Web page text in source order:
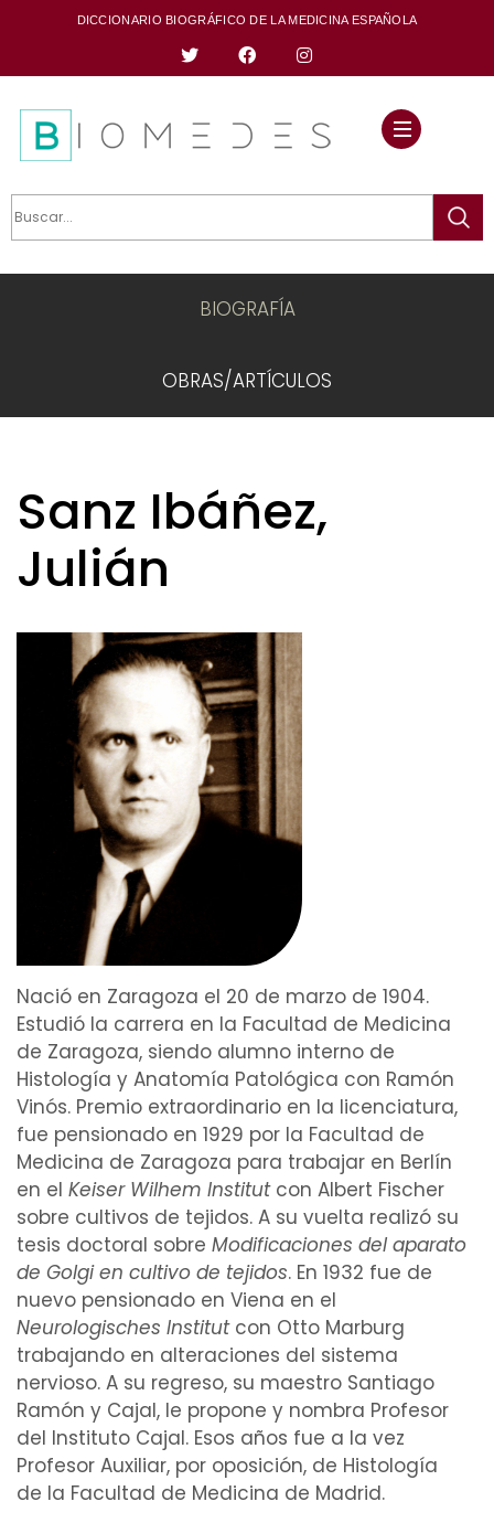
DICCIONARIO BIOGRÁFICO DE LA MEDICINA ESPAÑOLA
BIOGRAFÍA
OBRAS/ARTÍCULOS
Sanz Ibáñez,
Julián
Nació en Zaragoza el 20 de marzo de 1904.
Estudió la carrera en la Facultad de Medicina
de Zaragoza, siendo alumno interno de
Histología y Anatomía Patológica con Ramón
Vinós. Premio extraordinario en la licenciatura,
fue pensionado en 1929 por la Facultad de
Medicina de Zaragoza para trabajar en Berlín
en el Keiser Wilhem Institut con Albert Fischer
sobre cultivos de tejidos. A su vuelta realizó su
tesis doctoral sobre Modificaciones del aparato
de Golgien cultivo de tejidos. En 1932 fue de
nuevo pensionado en Viena en el
Neurologisches Institut con Otto Marburg
trabajando en alteraciones del sistema
nervioso. A su regreso, su maestro Santiago
Ramón y Cajal, le propone y nombra Profesor
del Instituto Cajal. Esos años fue a la vez
Profesor Auxiliar, por oposición, de Histología
de la Facultad de Medicina de Madrid.